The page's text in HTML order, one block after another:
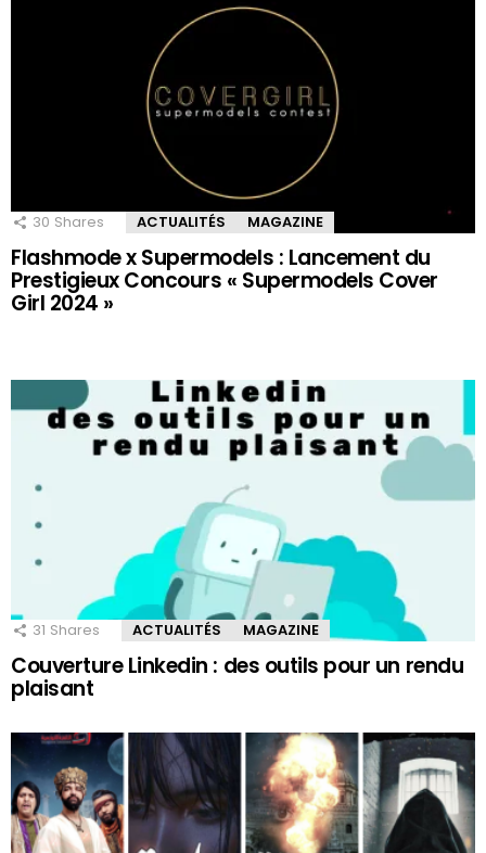
30 Shares ACTUALITÉS MAGAZINE
Flashmode x Supermodels : Lancement du
Prestigieux Concours « Supermodels Cover
Girl 2024 »
31 Shares ACTUALITÉS MAGAZINE
Couverture Linkedin : des outils pour un rendu
plaisant